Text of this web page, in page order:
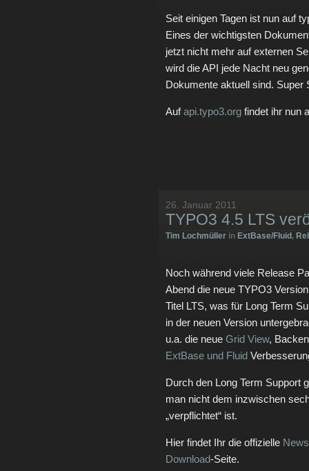
Seit einigen Tagen ist nun auf
Eines der wichtigsten
jetzt nicht mehr auf externen
wird die API jede Nacht neu
Dokumente aktuell sind.
Aufapi.typo3.org findet ihr nun
26. Januar 2011
TYPO3 4.5 LTS
Tim Lochmüller in ExtBase/Fluid ,
Noch während viele Release
Abend die neue TYPO3
Titel LTS, was für Long Term
in der neuen Version
u.a. die neue Grid View,
ExtBase und Fluid
Durch den Long Term Support
man nicht dem inzwischen
„verpflichtet“ ist.
Hier findet Ihr die offizielle News
Download-Seite.